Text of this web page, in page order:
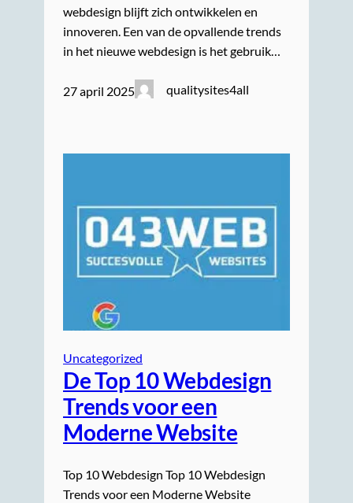
webdesign blijft zich ontwikkelen en
innoveren. Een van de opvallende trends
in het nieuwe webdesign is het gebruik…
27 april 2025 qualitysites4all
Uncategorized
De Top 10 Webdesign
Trends voor een
Moderne Website
Top 10 Webdesign Top 10 Webdesign
Trends voor een Moderne Website